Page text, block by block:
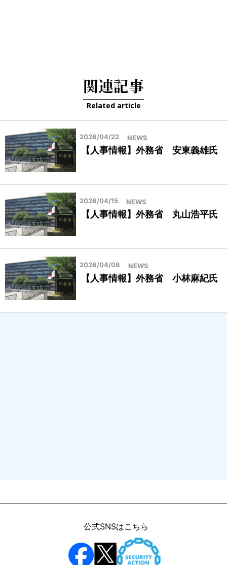
関連記事
Related article
2026/04/22 NEWS
【人事情報】外務省 安東義雄氏
2026/04/15 NEWS
【人事情報】外務省 丸山浩平氏
2026/04/08 NEWS
【人事情報】外務省 小林麻紀氏
公式SNSはこちら